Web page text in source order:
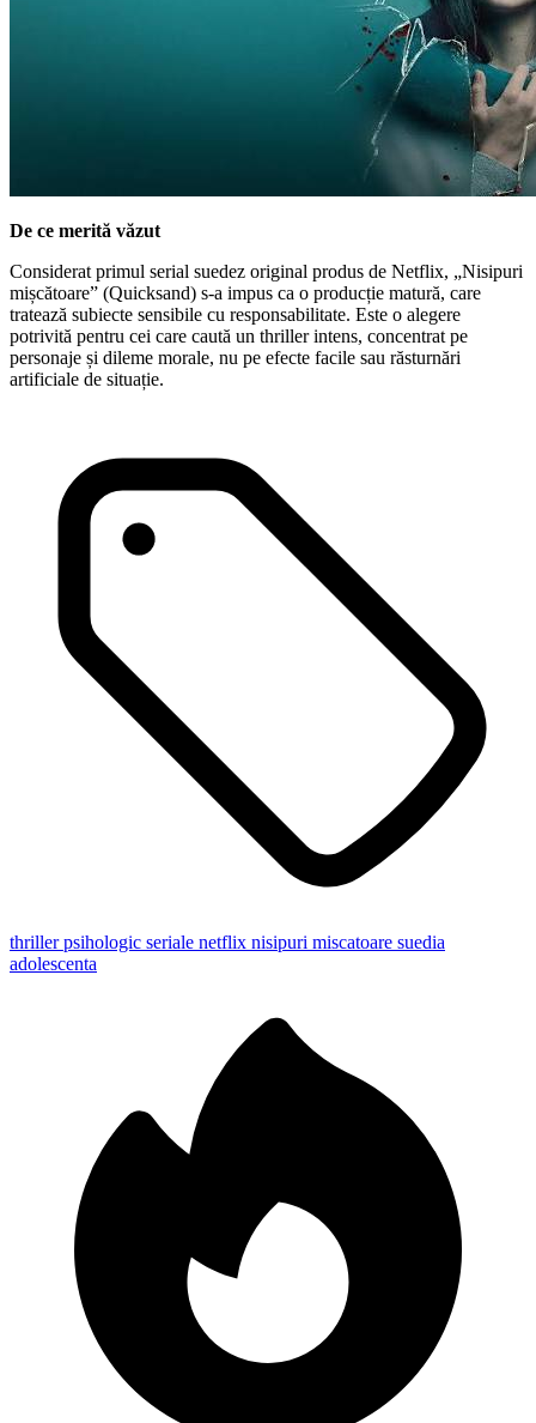
De ce merită văzut
Considerat primul serial suedez original produs de Netflix, „Nisipuri
mișcătoare” (Quicksand) s-a impus ca o producție matură, care
tratează subiecte sensibile cu responsabilitate. Este o alegere
potrivită pentru cei care caută un thriller intens, concentrat pe
personaje și dileme morale, nu pe efecte facile sau răsturnări
artificiale de situație.
thriller psihologic seriale netflix nisipuri miscatoare suedia
adolescenta